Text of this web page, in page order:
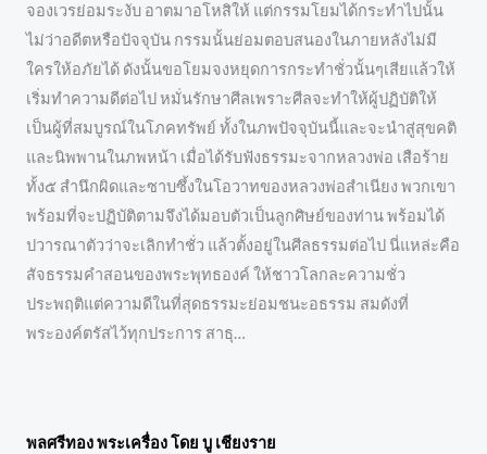
จองเวรย่อมระงับ อาตมาอโหสิให้ แต่กรรมโยมได้กระทำไปนั้น
ไม่ว่าอดีตหรือปัจจุบัน กรรมนั้นย่อมตอบสนองในภายหลังไม่มี
ใครให้อภัยได้ ดังนั้นขอโยมจงหยุดการกระทำชั่วนั้นๆเสียแล้วให้
เริ่มทำความดีต่อไป หมั่นรักษาศีลเพราะศีลจะทำให้ผู้ปฏิบัติให้
เป็นผู้ที่สมบูรณ์ในโภคทรัพย์ ทั้งในภพปัจจุบันนี้และจะนำสู่สุขคติ
และนิพพานในภพหน้า เมื่อได้รับฟังธรรมะจากหลวงพ่อ เสือร้าย
ทั้ง๕ สำนึกผิดและซาบซึ้งในโอวาทของหลวงพ่อสำเนียง พวกเขา
พร้อมที่จะปฏิบัติตามจึงได้มอบตัวเป็นลูกศิษย์ของท่าน พร้อมได้
ปวารณาตัวว่าจะเลิกทำชั่ว แล้วตั้งอยู่ในศีลธรรมต่อไป นี่แหล่ะคือ
สัจธรรมคำสอนของพระพุทธองค์ ให้ชาวโลกละความชั่ว
ประพฤติแต่ความดีในที่สุดธรรมะย่อมชนะอธรรม สมดังที่
พระองค์ตรัสไว้ทุกประการ สาธุ…
พลศรีทอง พระเครื่อง โดย บู เชียงราย